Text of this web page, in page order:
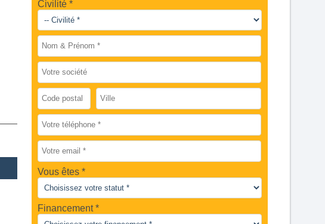
Civilité *
Vous êtes
Financement *